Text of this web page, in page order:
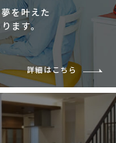
を叶えた
ます。
詳細はこちら